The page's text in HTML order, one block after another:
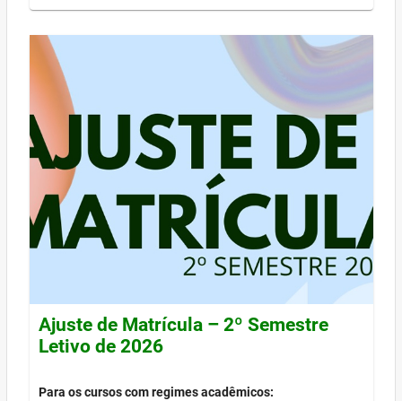
Ajuste de Matrícula – 2º Semestre
Letivo de 2026
Para os cursos com regimes acadêmicos: